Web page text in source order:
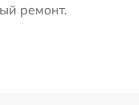
ремонт.